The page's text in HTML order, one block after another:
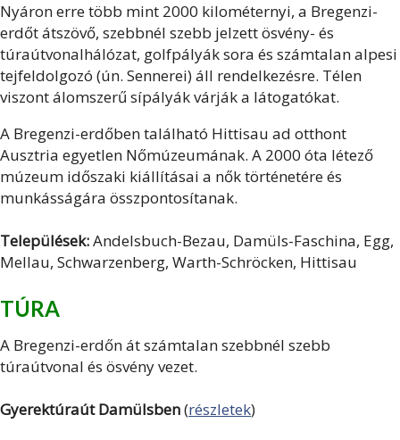
Nyáron erre több mint 2000 kilométernyi, a Bregenzi-
erdőt átszövő, szebbnél szebb jelzett ösvény- és
túraútvonalhálózat, golfpályák sora és számtalan alpesi
tejfeldolgozó (ún. Sennerei) áll rendelkezésre. Télen
viszont álomszerű sípályák várják a látogatókat.
A Bregenzi-erdőben található Hittisau ad otthont
Ausztria egyetlen Nőmúzeumának. A 2000 óta létező
múzeum időszaki kiállításai a nők történetére és
munkásságára összpontosítanak.
Települések:Andelsbuch-Bezau, Damüls-Faschina, Egg,
Mellau, Schwarzenberg, Warth-Schröcken, Hittisau
TÚRA
A Bregenzi-erdőn át számtalan szebbnél szebb
túraútvonal és ösvény vezet.
Gyerektúraút Damülsben(részletek)